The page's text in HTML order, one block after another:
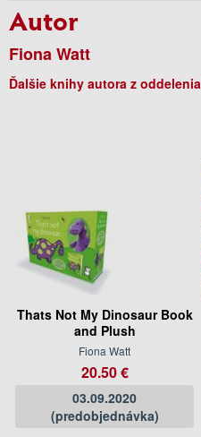
Autor
Fiona Watt
Ďalšie knihy autora z oddelenia
Thats Not My Dinosaur Book
and Plush
Fiona Watt
20.50 €
03.09.2020
(predobjednávka)